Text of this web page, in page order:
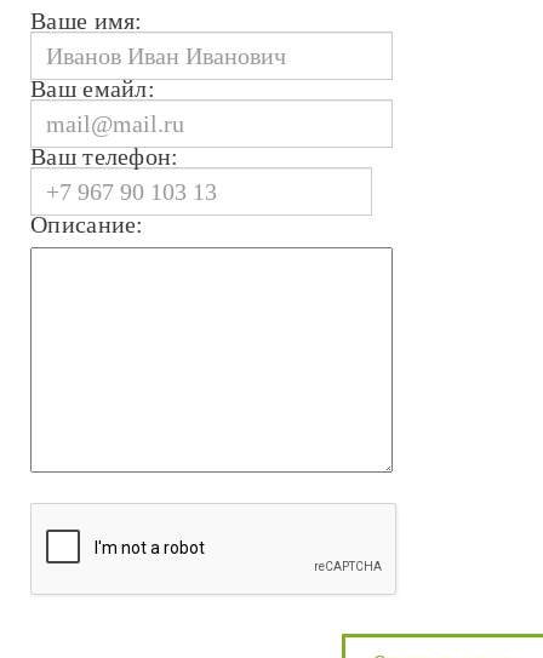
Ваше имя:
Ваш емайл:
Ваш телефон:
Описание: